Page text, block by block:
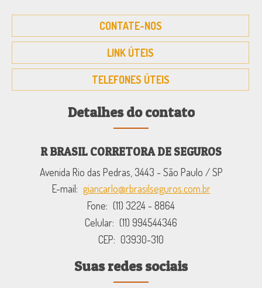
CONTATE-NOS
LINK ÚTEIS
TELEFONES ÚTEIS
Detalhes do contato
R BRASIL CORRETORA DE SEGUROS
Avenida Rio das Pedras, 3443 - São Paulo / SP
E-mail: giancarlo@rbrasilseguros.com.br
Fone: (11) 3224 - 8864
Celular: (11) 994544346
CEP: 03930-310
Suas redes sociais